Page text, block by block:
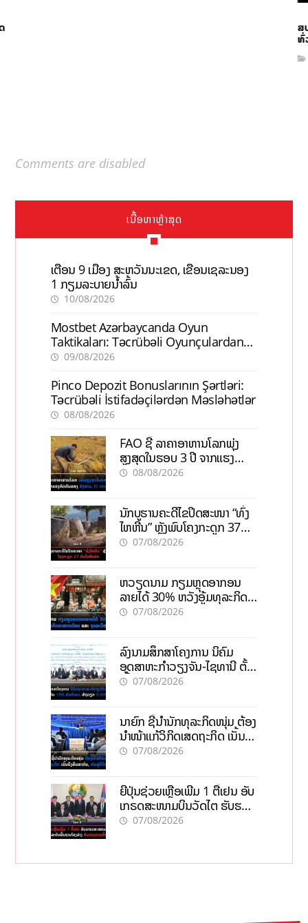
ສ
ທົ່
Comments are disabled
ເນື້ອຫາຫຼ້າສຸດ
ເຕືອນ 9 ເມືອງ ສະຫວັນນະເຂດ, ເຂື່ອນເຊລະນອງ
1 ກຽມລະບາຍນ້ຳລົ້ນ
10/08/2026
Mostbet Azərbaycanda Oyun
Taktikaları: Təcrübəli Oyunçulardan
İpuçları
09/08/2026
Pinco Depozit Bonuslarının Şərtləri:
Təcrübəli İstifadəçilərdən Məsləhətlər
08/08/2026
FAO ຊີ້ ລາຄາອາຫານໂລກພຸ່ງ
ສູງສຸດໃນຮອບ 3 ປີ ຈາກແຮງ
ກົດດັນຂອງສົງຄາມ, El nino
08/08/2026
ນັກບູຮານຄະດີໄຂປິດສະໜາ “ທົ່ງ
ໄຫຫີນ” ຫຼັງພົບໂຄງກະດູກ 37
ຄົນໃນຫີນຍັກ
07/08/2026
ຫວຽດນາມ ກຽມຫຼຸດອາກອນ
ລາຍໄດ້ 30% ຫວັງອູ້ມທຸລະກິດ
ຂະໜາດນ້ອຍ ແລະ ຈຸນລະ
07/08/2026
ລົງນາມສຶກສາໂຄງການ ນິຄົມ
ອຸດສາຫະກຳວຽງຈັນ-ໄຊທານີ ຕັ້ງ
ເປົ້າດຶງທຶນ 150 ລ້ານໂດລາ, ສ້າງ
07/08/2026
ນາຍົກ ຊີ້ນຳນັກທຸລະກິດໜຸ່ມ ຕ້ອງ
ນຳໜ້າແກ້ວິກິດເສດຖະກິດ ເນັ້ນດຶງ
ທຶນສາກົນ, ຫັນສູ່ດິຈິຕອນ
07/08/2026
ຍີ່ປຸ່ນຊ່ວຍເຫຼືອເພີ່ມ 1 ຕື້ເຢນ ອັບ
ເກຣດສະໜາມບິນວັດໄຕ ຮັບຮອງ
ການເຕີບໂຕ
07/08/2026